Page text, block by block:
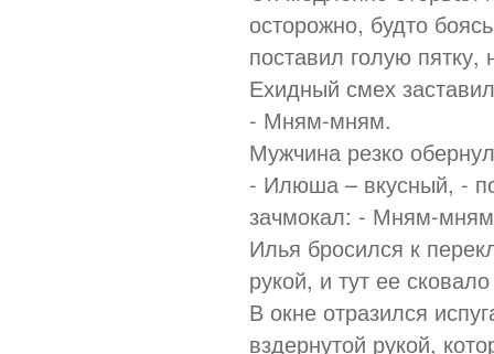
осторожно, будто
поставил голую пятку,
Ехидный смех
- Мням-мням.
Мужчина резко
- Илюша – вкусный, -
зачмокал: - Мням-
Илья бросился к
рукой, и тут ее
В окне отразился
вздернутой рукой,